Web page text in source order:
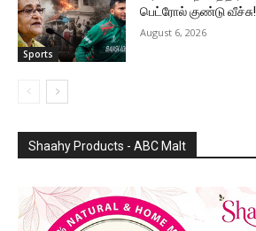
Sports
பெட்ரோல் குண்டு வீச்சு!
August 6, 2026
Shaahy Products - ABC Malt